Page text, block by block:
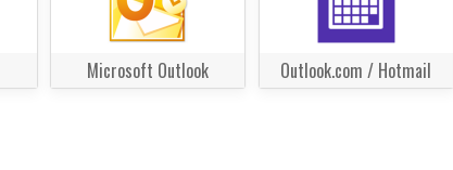
Microsoft Outlook Outlook.com / Hotmail